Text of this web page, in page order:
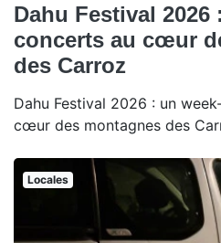
Dahu Festival
concerts au cœur
des Carroz
Dahu Festival 2026 : un
cœur des montagnes des
Locales